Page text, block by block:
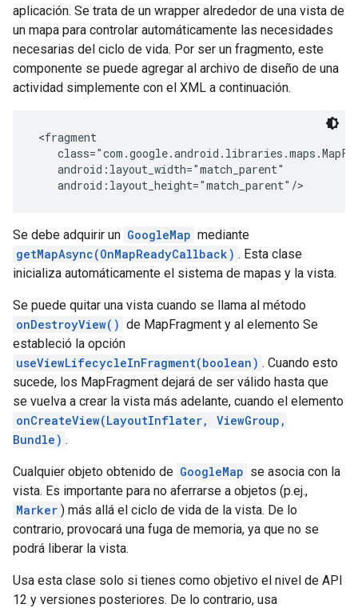
aplicación. Se trata de un wrapper alrededor de una vista de
un mapa para controlar automáticamente las necesidades
necesarias del ciclo de vida. Por ser un fragmento, este
componente se puede agregar al archivo de diseño de una
actividad simplemente con el XML a continuación.
<fragment
    android:layout_width="match_parent"
    android:layout_height="match_parent"/>
Se debe adquirir un GoogleMap mediante
getMapAsync(OnMapReadyCallback) . Esta clase
inicializa automáticamente el sistema de mapas y la vista.
Se puede quitar una vista cuando se llama al método
onDestroyView() de MapFragment y al elemento Se
estableció la opción
useViewLifecycleInFragment(boolean) . Cuando esto
sucede, los MapFragment dejará de ser válido hasta que
se vuelva a crear la vista más adelante, cuando el elemento
onCreateView(LayoutInflater, ViewGroup,
Bundle) .
Cualquier objeto obtenido de GoogleMap se asocia con la
vista. Es importante para no aferrarse a objetos (p.ej.,
Marker ) más allá el ciclo de vida de la vista. De lo
contrario, provocará una fuga de memoria, ya que no se
podrá liberar la vista.
Usa esta clase solo si tienes como objetivo el nivel de API
12 y versiones posteriores. De lo contrario, usa